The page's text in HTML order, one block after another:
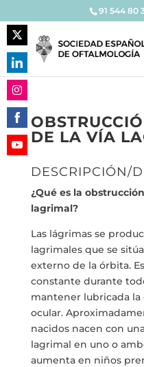
91 544 80
DE LA VÍA
DESCRIPCIÓN/
¿Qué es la
lagrimal?
Las lágrimas se
lagrimales que se
externo de la órbita.
constante durante
mantener lubricada la
ocular.
nacidos nacen con
lagrimal en uno o
aumenta en niños
Share
on
Twitter
Share
on
LinkedIn
Share
on
Instagram
Share
on
Facebook
YouTube